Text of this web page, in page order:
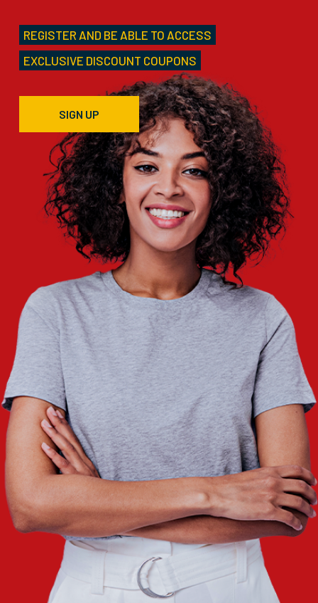
REGISTER AND BE ABLE TO ACCESS
EXCLUSIVE DISCOUNT COUPONS
SIGN UP